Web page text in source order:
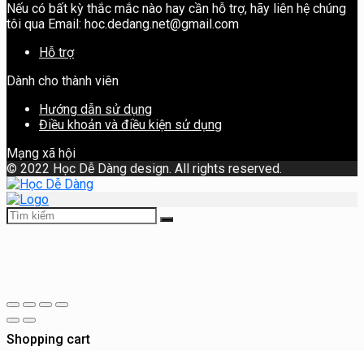
Nếu có bất kỳ thắc mắc nào hay cần hỗ trợ, hãy liên hệ chúng
tôi qua Email: hoc.dedang.net@gmail.com
Hỗ trợ
Dành cho thành viên
Hướng dẫn sử dụng
Điều khoản và điều kiện sử dụng
Mạng xã hội
© 2022 Học Dễ Dàng design. All rights reserved.
Shopping cart